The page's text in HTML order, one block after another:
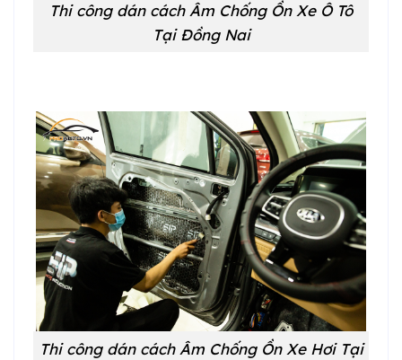
Thi công dán cách Âm Chống Ồn Xe Ô Tô
Tại Đồng Nai
Thi công dán cách Âm Chống Ồn Xe Hơi Tại